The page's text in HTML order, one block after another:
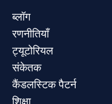
ब्लॉग
रणनीतियाँ
ट्यूटोरियल
संकेतक
कैंडलस्टिक पैटर्न
शिक्षा